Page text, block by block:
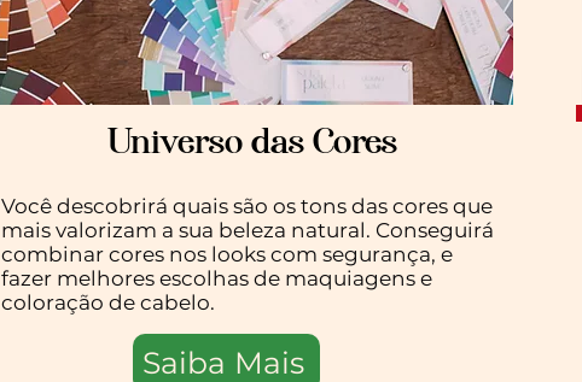
Universo das Cores
Você descobrirá quais são os tons das cores que
mais valorizam a sua beleza natural. Conseguirá
combinar cores nos looks com segurança, e
fazer melhores escolhas de maquiagens e
coloração de cabelo.
Saiba Mais